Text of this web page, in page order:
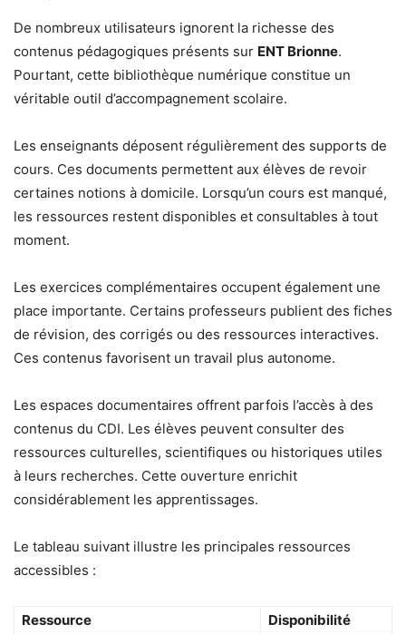
De nombreux utilisateurs ignorent la richesse des
contenus pédagogiques présents sur ENT Brionne.
Pourtant, cette bibliothèque numérique constitue un
véritable outil d’accompagnement scolaire.
Les enseignants déposent régulièrement des supports de
cours. Ces documents permettent aux élèves de revoir
certaines notions à domicile. Lorsqu’un cours est manqué,
les ressources restent disponibles et consultables à tout
moment.
Les exercices complémentaires occupent également une
place importante. Certains professeurs publient des fiches
de révision, des corrigés ou des ressources interactives.
Ces contenus favorisent un travail plus autonome.
Les espaces documentaires offrent parfois l’accès à des
contenus du CDI. Les élèves peuvent consulter des
ressources culturelles, scientifiques ou historiques utiles
à leurs recherches. Cette ouverture enrichit
considérablement les apprentissages.
Le tableau suivant illustre les principales ressources
accessibles :
Ressource
Disponibilité